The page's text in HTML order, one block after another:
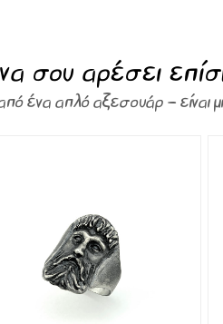
σου αρέσει
ένα απλό αξεσουάρ – είναι